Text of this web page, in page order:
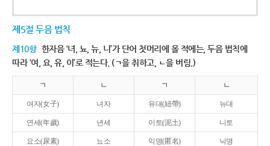
제5절 두음 법칙
제10항 한자음 ‘녀, 뇨, 뉴, 니’가 단어 첫머리에 올 적에는, 두음 법칙에
따라 ‘여, 요, 유, 이’로 적는다. (ㄱ을 취하고, ㄴ을 버림.)
ㄱ ㄴ ㄱ ㄴ
여자(女子) 녀자 유대(紐帶) 뉴대
연세(年歲) 년세 이토(泥土) 니토
요소(尿素) 뇨소 익명(匿名) 닉명